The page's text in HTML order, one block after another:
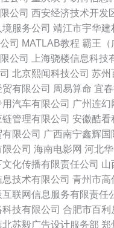
公司 西安经济技术开发
服务公司 靖江市宇华建
司 MATLAB教程 霸王（
公司
上海骁楼信息科技
北京熙闻科技公司 苏州
有限公司 周易算命 宜
汽车有限公司 广州连幻
管理有限公司 安徽酷看
有限公司 广西南宁鑫辉
公司 海南电影网 河北
化传播有限责任公司 山
技术有限公司 青州市高
联网信息服务有限责任
科技有限公司 合肥市百利
苏毅广告设计服务部 郑